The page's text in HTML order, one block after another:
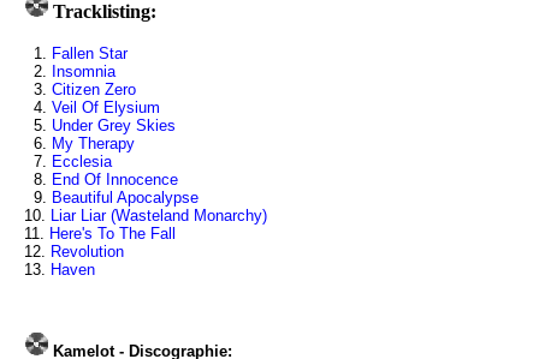
Tracklisting:
1. Fallen Star
2. Insomnia
3. Citizen Zero
4. Veil Of Elysium
5. Under Grey Skies
6. My Therapy
7. Ecclesia
8. End Of Innocence
9. Beautiful Apocalypse
10. Liar Liar (Wasteland Monarchy)
11. Here's To The Fall
12. Revolution
13. Haven
Kamelot - Discographie: